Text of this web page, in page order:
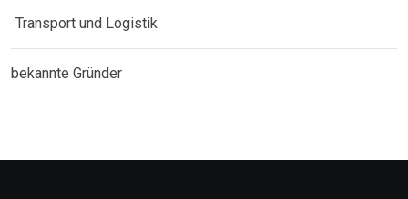
Transport und Logistik
bekannte Gründer